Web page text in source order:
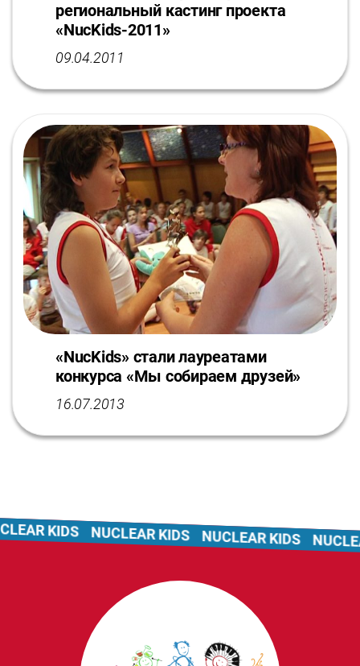
региональный кастинг проекта
«NucKids-2011»
09.04.2011
«NucKids» стали лауреатами
конкурса «Мы собираем друзей»
16.07.2013
KIDS NUCLEAR KIDS NUCLEAR KIDS